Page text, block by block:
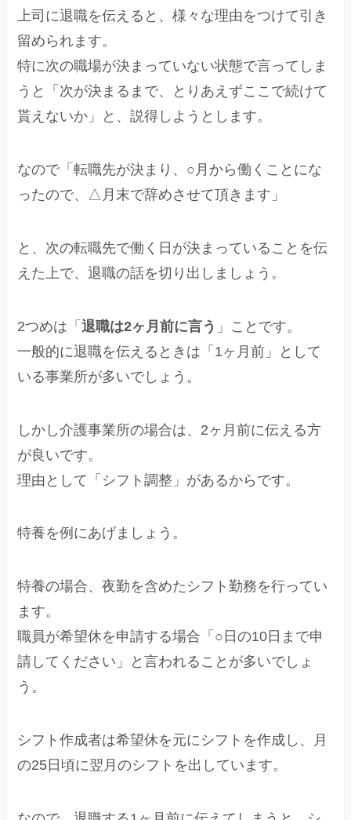
上司に退職を伝えると、様々な理由をつけて引き
留められます。
特に次の職場が決まっていない状態で言ってしま
うと「次が決まるまで、とりあえずここで続けて
貰えないか」と、説得しようとします。
なので「転職先が決まり、○月から働くことにな
ったので、△月末で辞めさせて頂きます」
と、次の転職先で働く日が決まっていることを伝
えた上で、退職の話を切り出しましょう。
2つめは「退職は2ヶ月前に言う 」ことです。
一般的に退職を伝えるときは「1ヶ月前」として
いる事業所が多いでしょう。
しかし介護事業所の場合は、2ヶ月前に伝える方
が良いです。
理由として「シフト調整」があるからです。
特養を例にあげましょう。
特養の場合、夜勤を含めたシフト勤務を行ってい
ます。
職員が希望休を申請する場合「○日の10日まで申
請してください」と言われることが多いでしょ
う。
シフト作成者は希望休を元にシフトを作成し、月
の25日頃に翌月のシフトを出しています。